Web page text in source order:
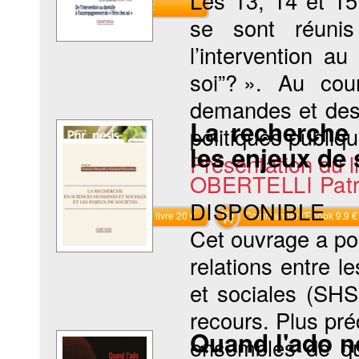
S'abonner 90 €
se sont
l’intervention
soi”? ». Au
demandes et
politiques
Présentation du
Commander le livre 20 € Commander l'Ebook 9.9 €
La recherche
les enjeux de
OBERTELLI
DISPONIBLE
Cet ouvrage a
relations entre
et sociales
recours. Plus
ensembles de
Quand l'ado